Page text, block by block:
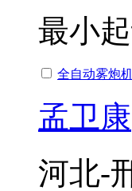
最小
全自动雾炮
孟卫
河北-